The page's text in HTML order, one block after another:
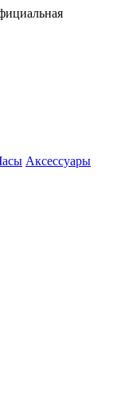
Аксессуары